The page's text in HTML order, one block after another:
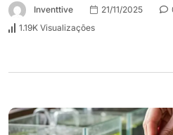
Inventtive 21/11/2025
1.19K Visualizações